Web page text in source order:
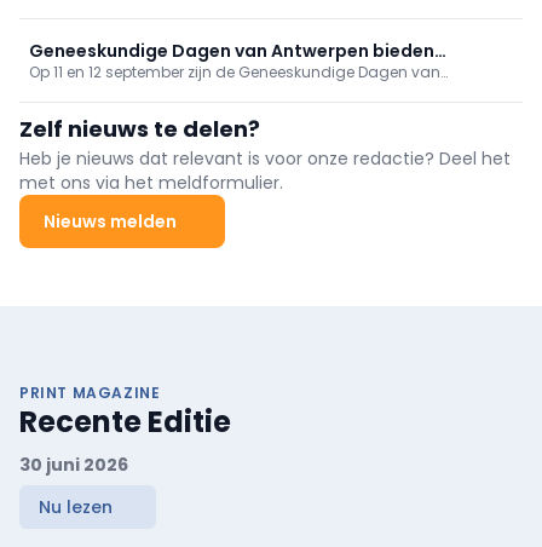
officieel boven de doopvont gehouden.
Geneeskundige Dagen van Antwerpen bieden
gevarieerd programma
Op 11 en 12 september zijn de Geneeskundige Dagen van
nood- en rampgeneeskunde.
Zelf nieuws te delen?
Heb je nieuws dat relevant is voor onze redactie? Deel het
met ons via het meldformulier.
Nieuws melden
PRINT MAGAZINE
Recente Editie
30 juni 2026
Nu lezen